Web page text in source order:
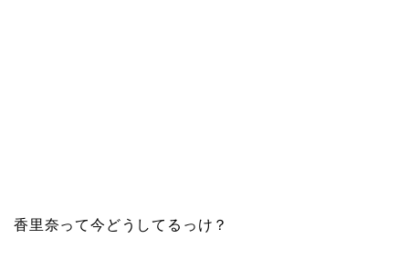
香里奈って今どうしてるっけ？